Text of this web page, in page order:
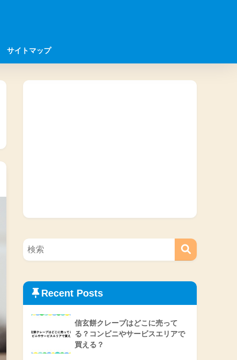
サイトマップ
Recent Posts
信玄餅クレープはどこに売って
る？コンビニやサービスエリアで
買える？